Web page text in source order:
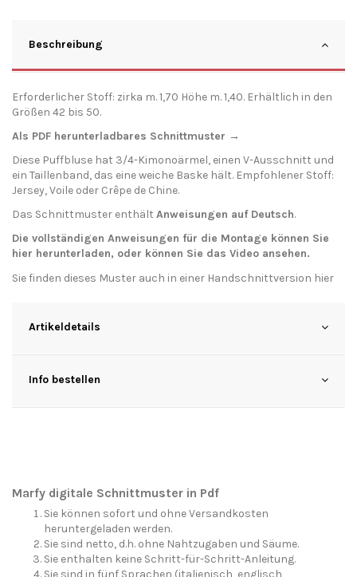
Beschreibung
Erforderlicher Stoff: zirka m. 1,70 Höhe m. 1,40. Erhältlich in den
Größen 42 bis 50.
Als PDF herunterladbares Schnittmuster →
Diese Puffbluse hat 3/4-Kimonoärmel, einen V-Ausschnitt und
ein Taillenband, das eine weiche Baske hält. Empfohlener Stoff:
Jersey, Voile oder Crêpe de Chine.
Das Schnittmuster enthält Anweisungen auf Deutsch.
Die vollständigen Anweisungen für die Montage können Sie
hier herunterladen, oder können Sie das Video ansehen.
Sie finden dieses Muster auch in einer Handschnittversion hier
Artikeldetails
Info bestellen
Marfy digitale Schnittmuster in Pdf
Sie können sofort und ohne Versandkosten
heruntergeladen werden.
Sie sind netto, d.h. ohne Nahtzugaben und Säume.
Sie enthalten keine Schritt-für-Schritt-Anleitung.
Sie sind in fünf Sprachen (italienisch, englisch,